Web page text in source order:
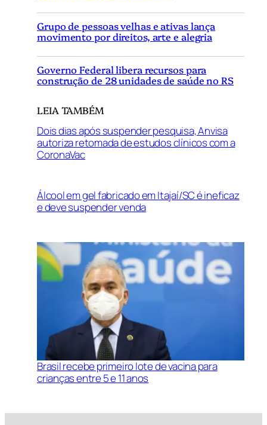
Grupo de pessoas velhas e ativas lança
movimento por direitos, arte e alegria
Governo Federal libera recursos para
construção de 28 unidades de saúde no RS
LEIA TAMBÉM
Dois dias após suspender pesquisa, Anvisa
autoriza retomada de estudos clínicos com a
CoronaVac
Álcool em gel fabricado em Itajaí/SC é ineficaz
e deve suspender venda
Brasil recebe primeiro lote de vacina para
crianças entre 5 e 11 anos